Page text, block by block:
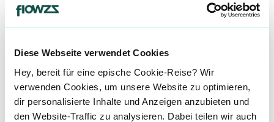
Diese Webseite verwendet Cookies
Hey, bereit für eine epische Cookie-Reise? Wir
verwenden Cookies, um unsere Website zu optimieren,
dir personalisierte Inhalte und Anzeigen anzubieten und
den Website-Traffic zu analysieren. Dabei teilen wir auch
mehr laden
Mach mit in der flowzz.com
Community
Alle wichtigen Daten und Fakten - täglich